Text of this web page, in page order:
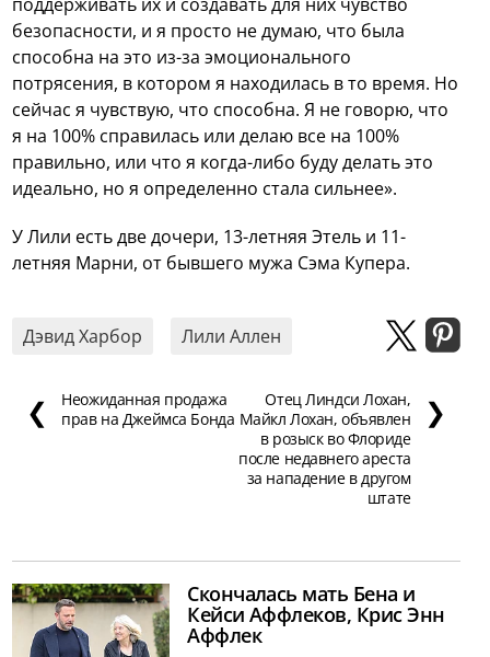
безопасности, и я просто не думаю, что была
способна на это из-за эмоционального
потрясения, в котором я находилась в то время. Но
сейчас я чувствую, что способна. Я не говорю, что
я на 100% справилась или делаю все на 100%
правильно, или что я когда-либо буду делать это
идеально, но я определенно стала сильнее».
У Лили есть две дочери, 13-летняя Этель и 11-
летняя Марни, от бывшего мужа Сэма Купера.
Дэвид Харбор Лили Аллен
❮
Неожиданная продажа
прав на Джеймса Бонда
Отец Линдси Лохан,
Майкл Лохан, объявлен
в розыск во Флориде
после недавнего ареста
за нападение в другом
штате
❯
Скончалась мать Бена и
Кейси Аффлеков, Крис Энн
Аффлек